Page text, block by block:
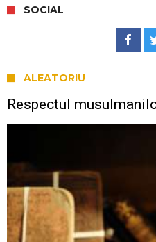
SOCIAL
ALEATORIU
Respectul